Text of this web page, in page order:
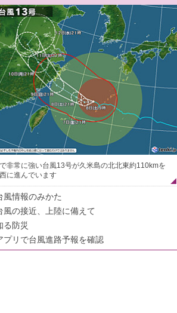
非常に強い台風13号が久米島の北北東約110kmを
に進んでいます
風情報のみかた
風の接近、上陸に備えて
る防災
プリで台風進路予報を確認